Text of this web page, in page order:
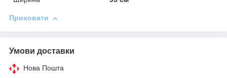
Приховати
Умови доставки
Нова Пошта